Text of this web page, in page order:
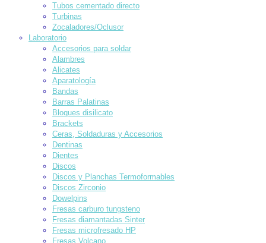
Tubos cementado directo
Turbinas
Zocaladores/Oclusor
Laboratorio
Accesorios para soldar
Alambres
Alicates
Aparatología
Bandas
Barras Palatinas
Bloques disilicato
Brackets
Ceras, Soldaduras y Accesorios
Dentinas
Dientes
Discos
Discos y Planchas Termoformables
Discos Zirconio
Dowelpins
Fresas carburo tungsteno
Fresas diamantadas Sinter
Fresas microfresado HP
Fresas Volcano